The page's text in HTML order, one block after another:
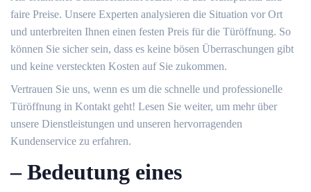
faire Preise.​ Unsere Experten analysieren die Situation vor Ort
und unterbreiten Ihnen einen festen Preis für die Türöffnung. So
können Sie sicher sein, dass es keine bösen Überraschungen gibt
und keine versteckten Kosten auf Sie zukommen.​
Vertrauen Sie uns, wenn es um die schnelle und professionelle
Türöffnung in Kontakt geht!​ Lesen Sie weiter, um mehr über
unsere Dienstleistungen und unseren hervorragenden
Kundenservice zu erfahren.
– Bedeutung eines